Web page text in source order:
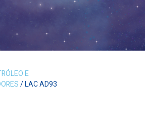
E
/ LAC AD93